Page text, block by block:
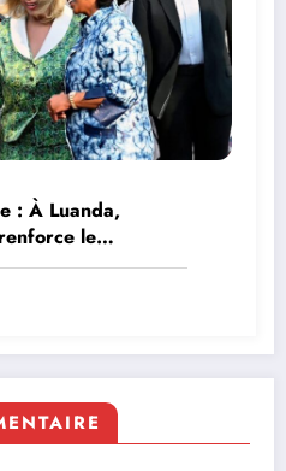
: À Luanda,
le
la Côte d’Ivoire en